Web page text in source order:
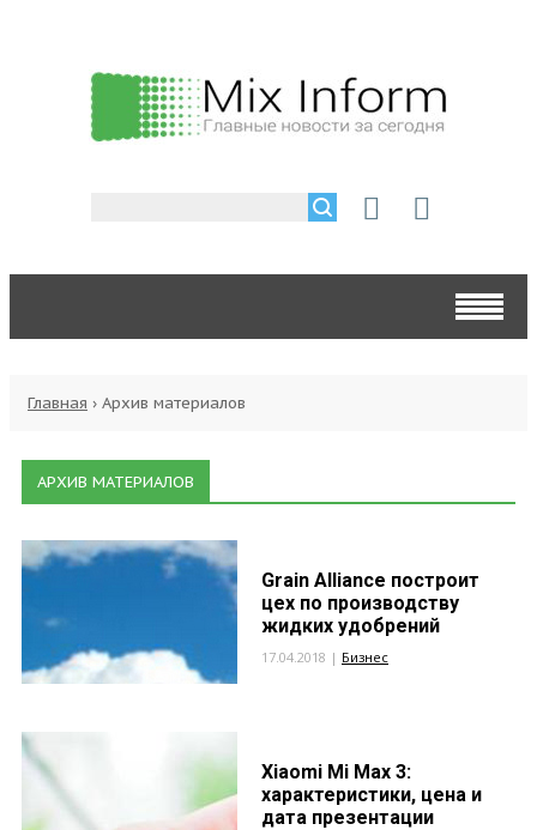
Главная › Архив материалов
АРХИВ МАТЕРИАЛОВ
Grain Alliance построит
цех по производству
жидких удобрений
17.04.2018 | Бизнес
Xiaomi Mi Max 3:
характеристики, цена и
дата презентации